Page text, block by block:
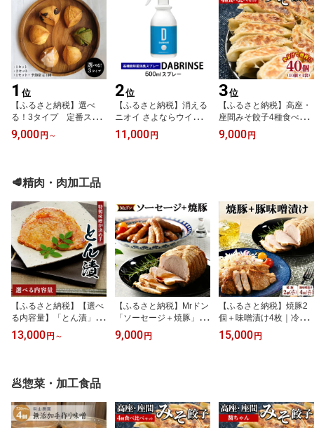
1 位
【ふるさと納税】選べ
る！3タイプ 定番スコ
ーン6種類 | 季節 限定 ス
イーツ お菓子 菓子 卵不
コ 抹茶 あんこ メープル
バジル チーズ ※離島へ
の配送不可
9,000円 ～
2位
【ふるさと納税】消える
ニオイ さよならウイルス
【高機能除菌消臭スプレ
ー】DABRINSE 500mlス
トイレ 安心安全 ※離島
への配送不可
11,000円
3位
【ふるさと納税】高座・
座間みそ餃子4種食べ比
べセット 40個入り（10
個×4袋）｜ぎょうざ ギ
9,000円
🥩精肉・肉加工品
【ふるさと納税】【選べ
る内容量】「とん漬」5
～16枚入り｜冷蔵配送
肉 豚肉 味噌漬 相模名物
13,000円 ～
【ふるさと納税】Mrドン
「ソーセージ＋焼豚」｜
豚 絶品 燻製 粗挽き 肉 食
べ応え バーベキュー 焼
9,000円
【ふるさと納税】焼豚2
個＋味噌漬け4枚｜冷蔵
配送 肉 豚肉 ラーメンの
お供 名物 神奈川県 座間
15,000円
🥟惣菜・加工食品